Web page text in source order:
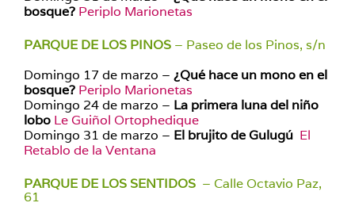
bosque? Periplo Marionetas
PARQUE DE LOS PINOS – Paseo de los Pinos, s/n
Domingo 17 de marzo – ¿Qué hace un mono en el
bosque? Periplo Marionetas
Domingo 24 de marzo – La primera luna del niño
lobo Le Guiñol Ortophedique
Domingo 31 de marzo – El brujito de Gulugú El
Retablo de la Ventana
PARQUE DE LOS SENTIDOS – Calle Octavio Paz,
61